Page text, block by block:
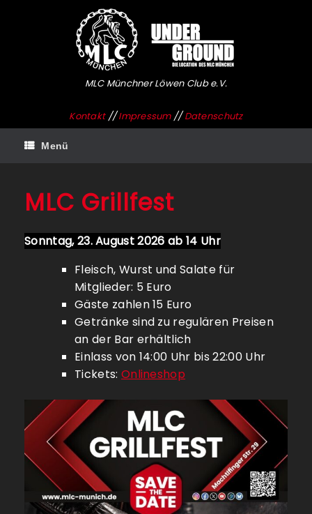
MLC Münchner Löwen Club e.V.
Kontakt//Impressum//Datenschutz
Menü
MLC Grillfest
Sonntag, 23. August 2026 ab 14 Uhr
Fleisch, Wurst und Salate für
Mitglieder: 5 Euro
Gäste zahlen 15 Euro
Getränke sind zu regulären Preisen
an der Bar erhältlich
Einlass von 14:00 Uhr bis 22:00 Uhr
Tickets: Onlineshop